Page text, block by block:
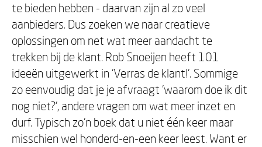
te bieden hebben - daarvan zijn al zo veel
aanbieders. Dus zoeken we naar creatieve
oplossingen om net wat meer aandacht te
trekken bij de klant. Rob Snoeijen heeft 101
ideeën uitgewerkt in 'Verras de klant!'. Sommige
zo eenvoudig dat je je afvraagt 'waarom doe ik dit
nog niet?', andere vragen om wat meer inzet en
durf. Typisch zo'n boek dat u niet één keer maar
misschien wel honderd-en-een keer leest. Want er